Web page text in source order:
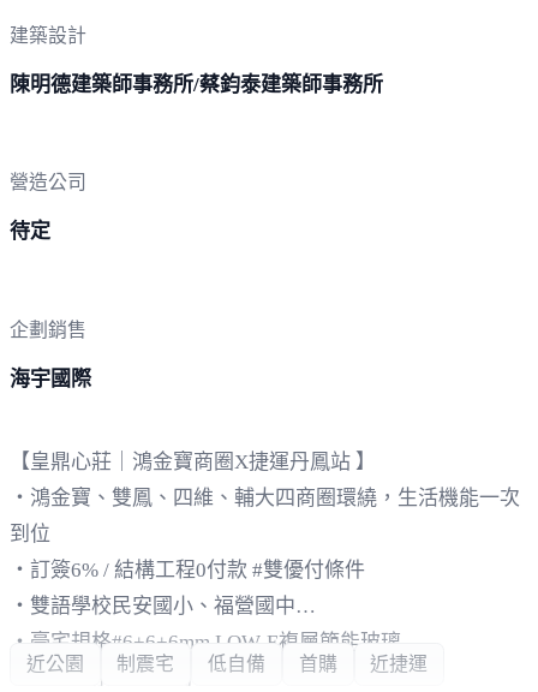
建築設計
陳明德建築師事務所/蔡鈞泰建築師事務所
營造公司
待定
企劃銷售
海宇國際
【皇鼎心莊｜鴻金寶商圈X捷運丹鳳站 】
・鴻金寶、雙鳳、四維、輔大四商圈環繞，生活機能一次
到位
・訂簽6% / 結構工程0付款 #雙優付條件
・雙語學校民安國小、福營國中
・豪宅規格#6+6+6mm LOW-E複層節能玻璃
・嚴選日系奢華建材
近公園 制震宅 低自備 首購 近捷運